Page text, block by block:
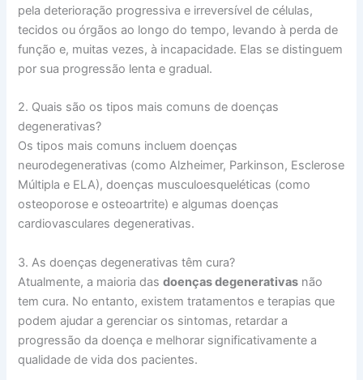
pela deterioração progressiva e irreversível de células,
tecidos ou órgãos ao longo do tempo, levando à perda de
função e, muitas vezes, à incapacidade. Elas se distinguem
por sua progressão lenta e gradual.
2. Quais são os tipos mais comuns de doenças
degenerativas?
Os tipos mais comuns incluem doenças
neurodegenerativas (como Alzheimer, Parkinson, Esclerose
Múltipla e ELA), doenças musculoesqueléticas (como
osteoporose e osteoartrite) e algumas doenças
cardiovasculares degenerativas.
3. As doenças degenerativas têm cura?
Atualmente, a maioria dasdoenças degenerativas não
tem cura. No entanto, existem tratamentos e terapias que
podem ajudar a gerenciar os sintomas, retardar a
progressão da doença e melhorar significativamente a
qualidade de vida dos pacientes.